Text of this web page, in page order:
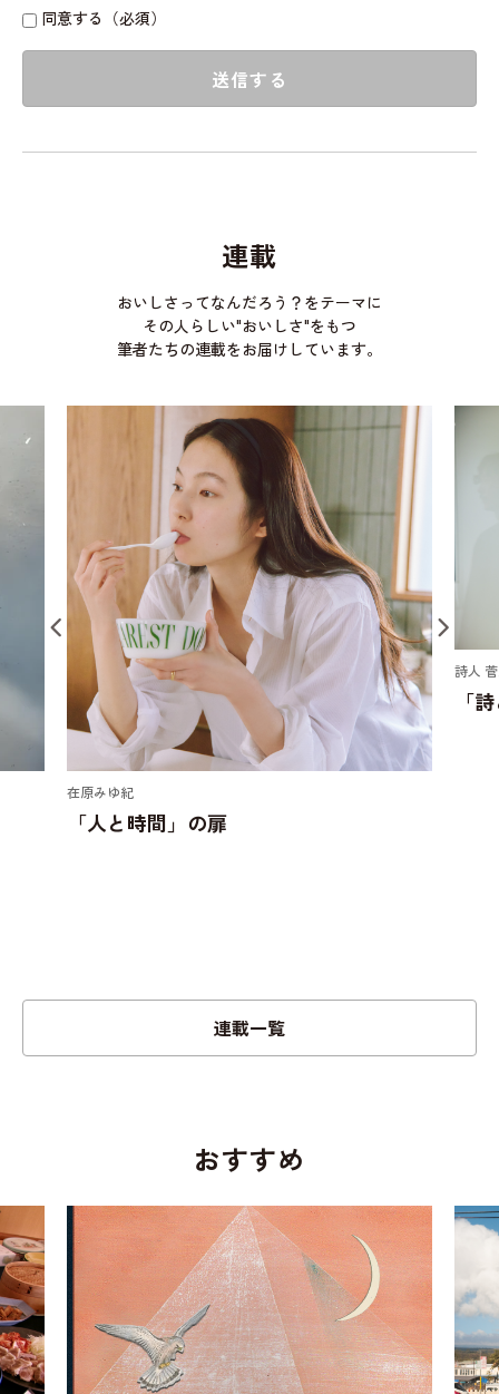
同意する（必須）
送信する
連載
おいしさってなんだろう？をテーマに
その人らしい"おいしさ"をもつ
筆者たちの連載をお届けしています。
詩人 菅原敏
「詩と余白」の扉 ド
連載一覧
おすすめ